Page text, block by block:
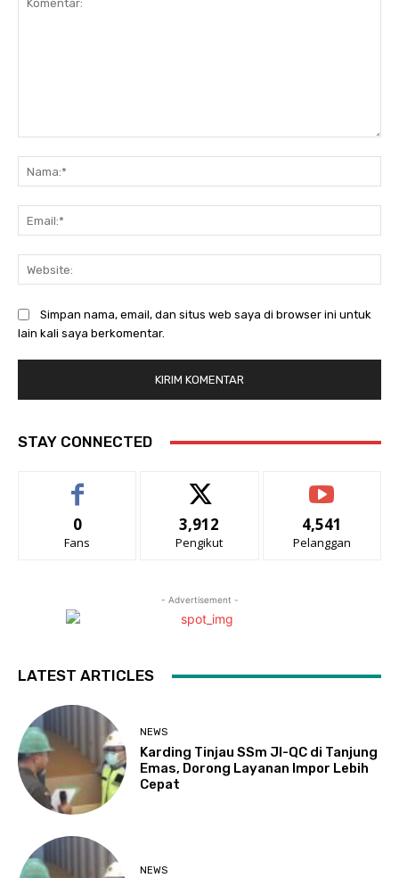
Simpan nama, email, dan situs web saya di browser ini untuk
lain kali saya berkomentar.
STAY CONNECTED
0
Fans
3,912
Pengikut
4,541
Pelanggan
- Advertisement -
LATEST ARTICLES
NEWS
Karding Tinjau SSm JI-QC di Tanjung
Emas, Dorong Layanan Impor Lebih
Cepat
NEWS